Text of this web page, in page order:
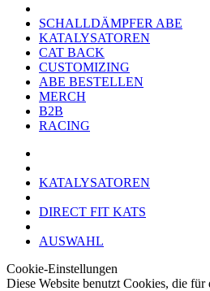
SCHALLDÄMPFER ABE
KATALYSATOREN
CAT BACK
CUSTOMIZING
ABE BESTELLEN
MERCH
B2B
RACING
KATALYSATOREN
DIRECT FIT KATS
AUSWAHL
Cookie-Einstellungen
Diese Website benutzt Cookies, die für